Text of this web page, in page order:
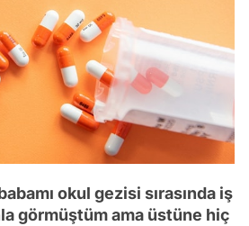
okul gezisi sırasında iş
görmüştüm ama üstüne hiç